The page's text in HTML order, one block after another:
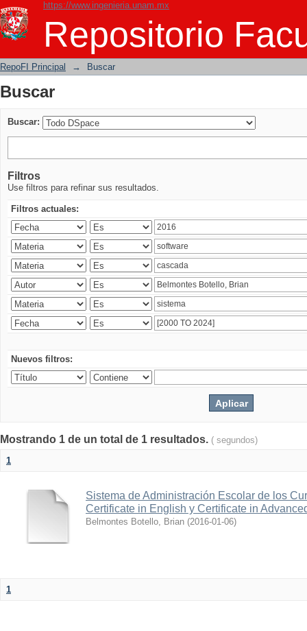
https://www.ingenieria.unam.mx
Repositorio
Buscar
RepoFI Principal → Buscar
Buscar
Buscar:
Filtros
Use filtros para refinar sus resultados.
Filtros actuales:
Nuevos filtros:
Mostrando 1 de un total de 1 resultados. ( segundos)
1
Sistema de Administración Escolar de los
Certificate in English y Certificate in
Belmontes Botello, Brian (2016-01-06)
1